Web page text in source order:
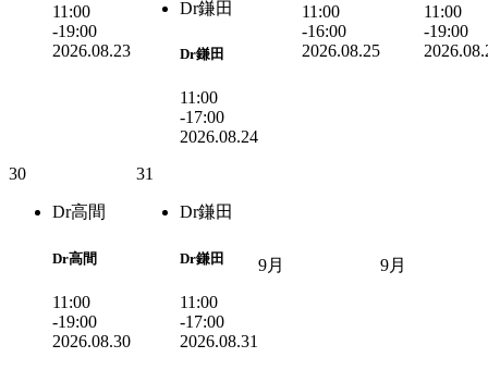
11:00
-19:00
2026.08.23
Dr鎌田
Dr鎌田
11:00
-17:00
2026.08.24
11:00
-16:00
2026.08.25
11:00
-19:00
30
Dr高間
Dr高間
11:00
-19:00
2026.08.30
31
Dr鎌田
Dr鎌田
11:00
-17:00
2026.08.31
9月 9月